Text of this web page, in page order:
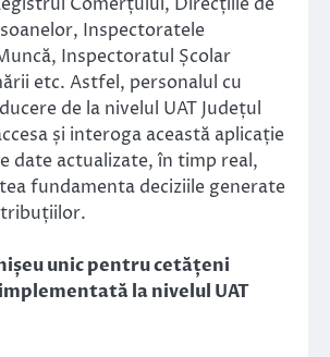
Inspectoratele
Inspectoratul Școlar
etc. Astfel, personalul cu
de la nivelul UAT Județul
și interoga această aplicație
date actualizate, în timp real,
fundamenta deciziile generate
unic pentru cetățeni
la nivelul UAT